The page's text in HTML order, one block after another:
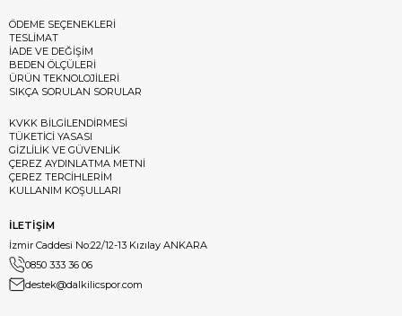
ÖDEME SEÇENEKLERİ
TESLİMAT
İADE VE DEĞİŞİM
BEDEN ÖLÇÜLERİ
ÜRÜN TEKNOLOJİLERİ
SIKÇA SORULAN SORULAR
KVKK BİLGİLENDİRMESİ
TÜKETİCİ YASASI
GİZLİLİK VE GÜVENLİK
ÇEREZ AYDINLATMA METNİ
ÇEREZ TERCİHLERİM
KULLANIM KOŞULLARI
İLETİŞİM
İzmir Caddesi No:22/12-13 Kızılay ANKARA
0850 333 36 06
destek@dalkilicspor.com